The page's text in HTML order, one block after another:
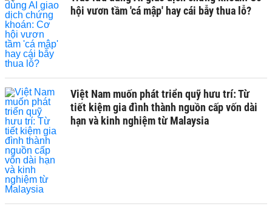
hội vươn tầm 'cá mập' hay cái bẫy thua lỗ?
Việt Nam muốn phát triển quỹ hưu trí: Từ
tiết kiệm gia đình thành nguồn cấp vốn dài
hạn và kinh nghiệm từ Malaysia